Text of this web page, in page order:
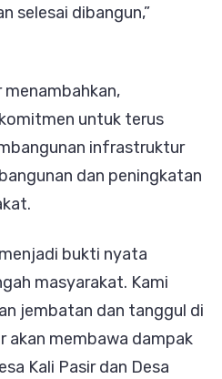
selesai dibangun,”
untuk terus
infrastruktur
dan peningkatan
bukti nyata
masyarakat. Kami
jembatan dan tanggul di
akan membawa dampak
Kali Pasir dan Desa